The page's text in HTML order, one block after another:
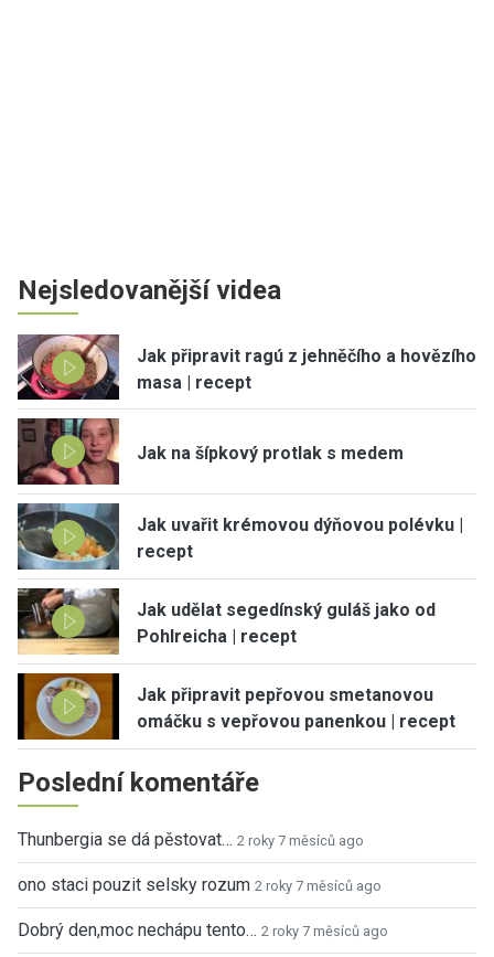
Nejsledovanější videa
Jak připravit ragú z jehněčího a hovězího
masa | recept
Jak na šípkový protlak s medem
Jak uvařit krémovou dýňovou polévku |
recept
Jak udělat segedínský guláš jako od
Pohlreicha | recept
Jak připravit pepřovou smetanovou
omáčku s vepřovou panenkou | recept
Poslední komentáře
Thunbergia se dá pěstovat… 2 roky 7 měsíců ago
ono staci pouzit selsky rozum 2 roky 7 měsíců ago
Dobrý den,moc nechápu tento… 2 roky 7 měsíců ago